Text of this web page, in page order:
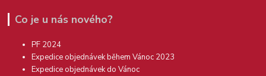
Co je u nás nového?
PF 2024
Expedice objednávek během Vánoc 2023
Expedice objednávek do Vánoc